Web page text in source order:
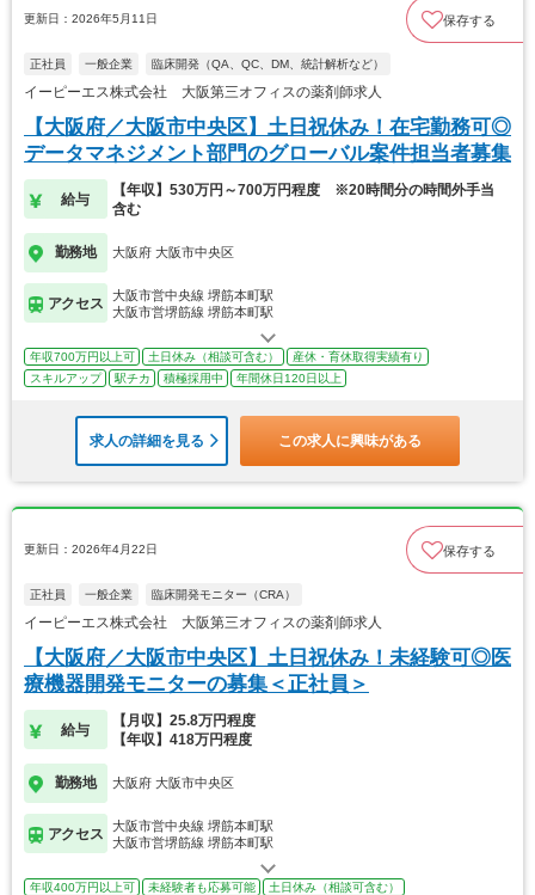
更新日：2026年5月11日 保存する
正社員 一般企業 臨床開発（QA、QC、DM、統計解析など）
イーピーエス株式会社 大阪第三オフィスの薬剤師求人
【大阪府／大阪市中央区】土日祝休み！在宅勤務可◎
データマネジメント部門のグローバル案件担当者募集
給与
【年収】530万円～700万円程度 ※20時間分の時間外手当
含む
勤務地 大阪府 大阪市中央区
アクセス
大阪市営中央線 堺筋本町駅
大阪市営堺筋線 堺筋本町駅
年収700万円以上可 土日休み（相談可含む）
産休・育休取得実績有り
スキルアップ
駅チカ 積極採用中 年間休日120日以上
求人の詳細を見る この求人に興味がある
更新日：2026年4月22日 保存する
正社員 一般企業 臨床開発モニター（CRA）
イーピーエス株式会社 大阪第三オフィスの薬剤師求人
【大阪府／大阪市中央区】土日祝休み！未経験可◎医
療機器開発モニターの募集＜正社員＞
給与
【月収】25.8万円程度
【年収】418万円程度
勤務地 大阪府 大阪市中央区
アクセス
大阪市営中央線 堺筋本町駅
大阪市営堺筋線 堺筋本町駅
年収400万円以上可 未経験者も応募可能
土日休み（相談可含む）